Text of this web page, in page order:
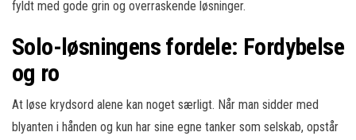
fyldt med gode grin og overraskende løsninger.
Solo-løsningens fordele: Fordybelse
og ro
At løse krydsord alene kan noget særligt. Når man sidder med
blyanten i hånden og kun har sine egne tanker som selskab, opstår